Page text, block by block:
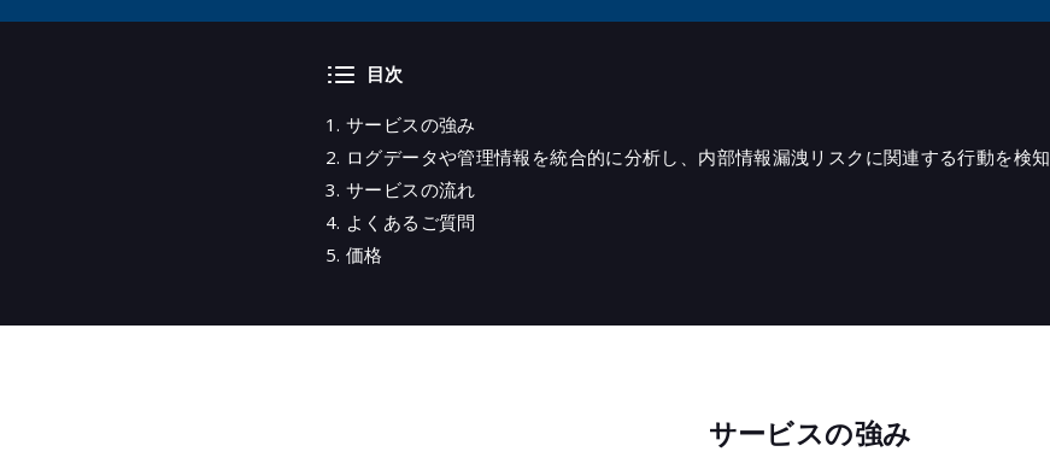
目次
サービスの強み
ログデータや管理情報を統合的に分析し、内部情報漏洩リスクに関連する行動を検知
サービスの流れ
よくあるご質問
価格
サービスの強み